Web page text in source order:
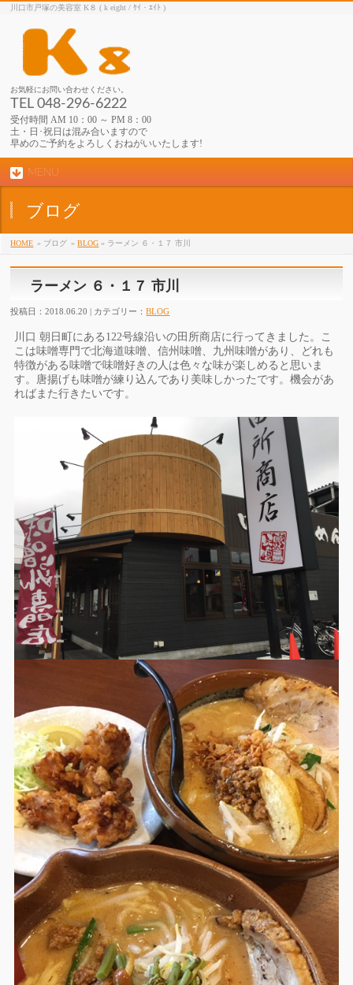
川口市戸塚の美容室 K８ ( k eight / ｹｲ・ｴｲﾄ )
お気軽にお問い合わせください。
TEL 048-296-6222
受付時間 AM 10：00 ～ PM 8：00
土・日･祝日は混み合いますので
早めのご予約をよろしくおねがいいたします!
MENU
ブログ
HOME » ブログ »BLOG » ラーメン ６・１７ 市川
ラーメン ６・１７ 市川
投稿日：2018.06.20 | カテゴリー：BLOG
川口 朝日町にある122号線沿いの田所商店に行ってきました。
こ
こは味噌専門で北海道味噌、信州味噌、九州味噌があり、
どれも
特徴がある味噌で味噌好きの人は色々な味が楽しめると思い ま
す。唐揚げも味噌が練り込んであり美味しかったです。機会があ
ればまた行きたいです。